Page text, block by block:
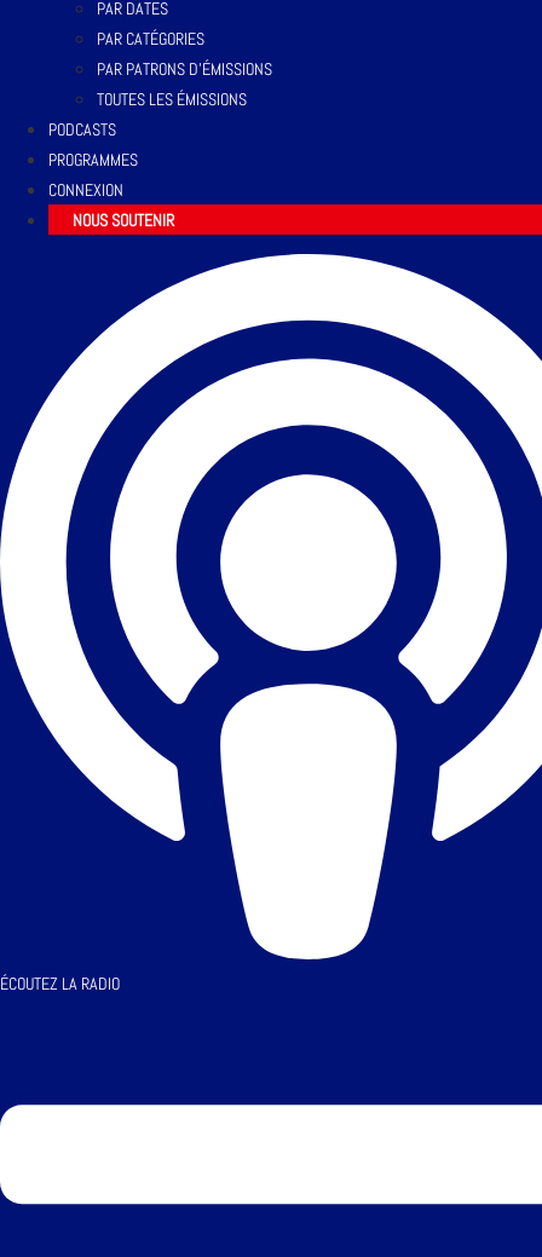
PAR DATES
PAR CATÉGORIES
PAR PATRONS D’ÉMISSIONS
TOUTES LES ÉMISSIONS
PODCASTS
PROGRAMMES
CONNEXION
NOUS SOUTENIR
ÉCOUTEZ LA RADIO